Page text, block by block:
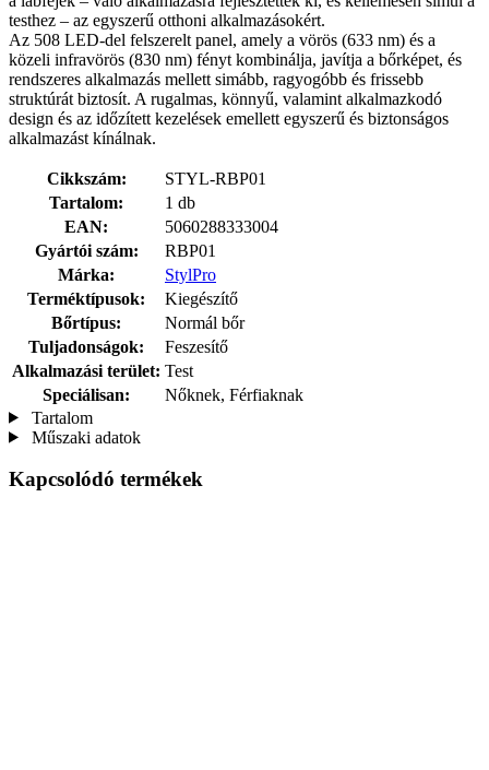
testhez – az egyszerű otthoni alkalmazásokért.
Az 508 LED-del felszerelt panel, amely a vörös (633 nm) és a
közeli infravörös (830 nm) fényt kombinálja, javítja a bőrképet, és
rendszeres alkalmazás mellett simább, ragyogóbb és frissebb
struktúrát biztosít. A rugalmas, könnyű, valamint alkalmazkodó
design és az időzített kezelések emellett egyszerű és biztonságos
alkalmazást kínálnak.
Cikkszám:
STYL-RBP01
Tartalom:
1 db
EAN:
5060288333004
Gyártói szám:
RBP01
Márka:
StylPro
Terméktípusok:
Kiegészítő
Bőrtípus:
Normál bőr
Tuljadonságok:
Feszesítő
Alkalmazási terület: Test
Speciálisan:
Nőknek, Férfiaknak
Tartalom
Műszaki adatok
Kapcsolódó termékek